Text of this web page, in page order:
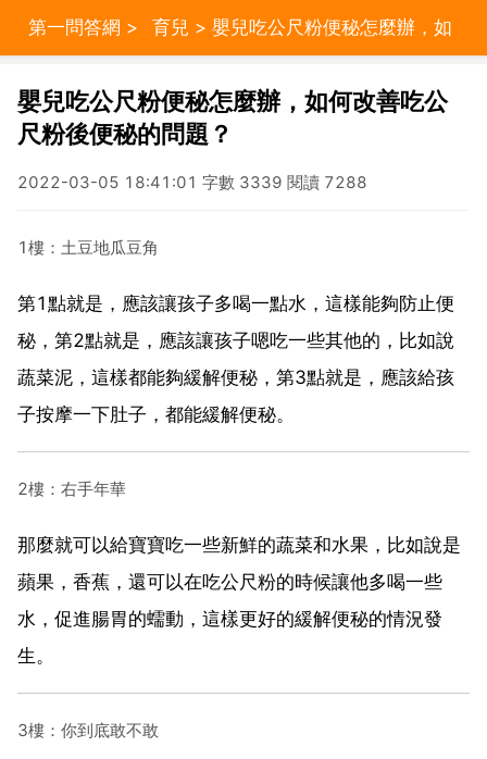
第一問答網 > 育兒 > 嬰兒吃公尺粉便秘怎麼辦，如
何改善吃公尺粉後便秘的問題？
嬰兒吃公尺粉便秘怎麼辦，如何改善吃公
尺粉後便秘的問題？
2022-03-05 18:41:01 字數 3339 閱讀 7288
1樓：土豆地瓜豆角
第1點就是，應該讓孩子多喝一點水，這樣能夠防止便
秘，第2點就是，應該讓孩子嗯吃一些其他的，比如說
蔬菜泥，這樣都能夠緩解便秘，第3點就是，應該給孩
子按摩一下肚子，都能緩解便秘。
2樓：右手年華
那麼就可以給寶寶吃一些新鮮的蔬菜和水果，比如說是
蘋果，香蕉，還可以在吃公尺粉的時候讓他多喝一些
水，促進腸胃的蠕動，這樣更好的緩解便秘的情況發
生。
3樓：你到底敢不敢